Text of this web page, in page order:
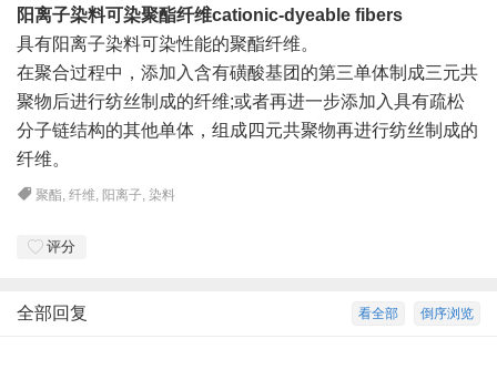
阳离子染料可染聚酯纤维cationic-dyeable fibers
具有阳离子染料可染性能的聚酯纤维。
在聚合过程中，添加入含有磺酸基团的第三单体制成三元共
聚物后进行纺丝制成的纤维;或者再进一步添加入具有疏松
分子链结构的其他单体，组成四元共聚物再进行纺丝制成的
纤维。
聚酯,纤维, 阳离子, 染料
评分
倒序浏览
看全部
全部回复